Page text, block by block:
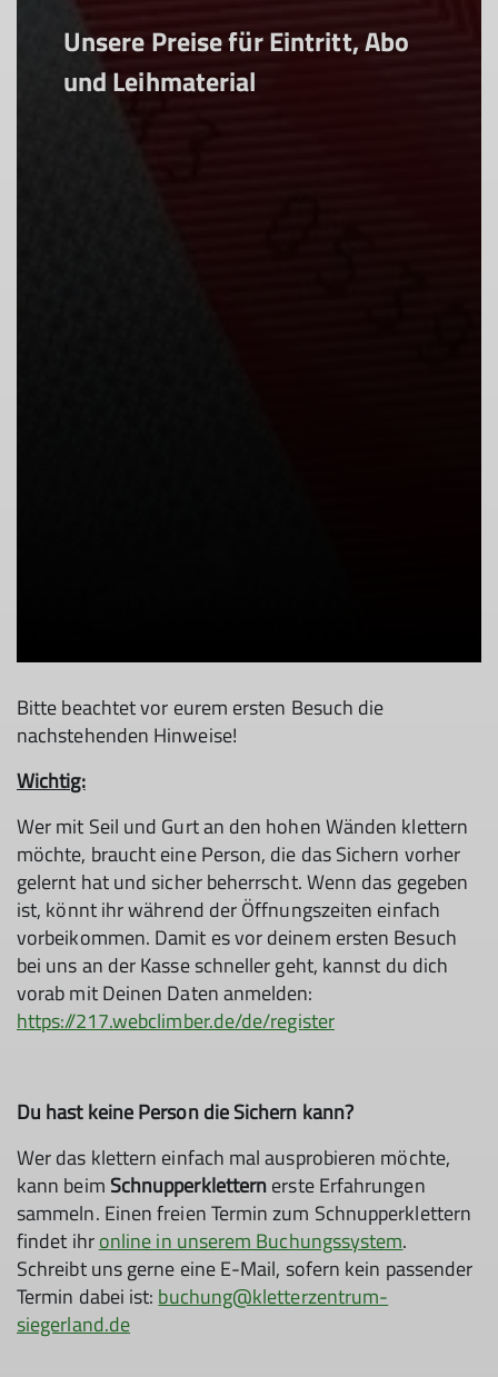
Unsere Preise für Eintritt, Abo
und Leihmaterial
Bitte beachtet vor eurem ersten Besuch die
nachstehenden Hinweise!
Wichtig:
Wer mit Seil und Gurt an den hohen Wänden klettern
möchte, braucht eine Person, die das Sichern vorher
gelernt hat und sicher beherrscht. Wenn das gegeben
ist, könnt ihr während der Öffnungszeiten einfach
vorbeikommen. Damit es vor deinem ersten Besuch
bei uns an der Kasse schneller geht, kannst du dich
vorab mit Deinen Daten anmelden:
https://217.webclimber.de/de/register
Du hast keine Person die Sichern kann?
Wer das klettern einfach mal ausprobieren möchte,
kann beim Schnupperkletternerste Erfahrungen
sammeln. Einen freien Termin zum Schnupperklettern
findet ihronline in unserem Buchungssystem.
Schreibt uns gerne eine E-Mail, sofern kein passender
Termin dabei ist: buchung@kletterzentrum-
siegerland.de